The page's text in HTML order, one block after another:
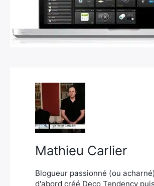
Mathieu Carlier
Blogueur passionné (ou
d'abord créé Deco Tendency
Rechercher
: